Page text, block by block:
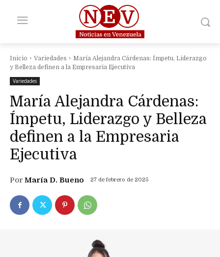
Inicio Variedades
María Alejandra Cárdenas: Ímpetu, Liderazgo
y Belleza definen a la Empresaria Ejecutiva
Variedades
María Alejandra Cárdenas:
Ímpetu, Liderazgo y Belleza
definen a la Empresaria
Ejecutiva
Por María D. Bueno 27 de febrero de 2025